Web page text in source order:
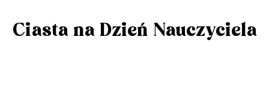
Ciasta na Dzień Nauczyciela